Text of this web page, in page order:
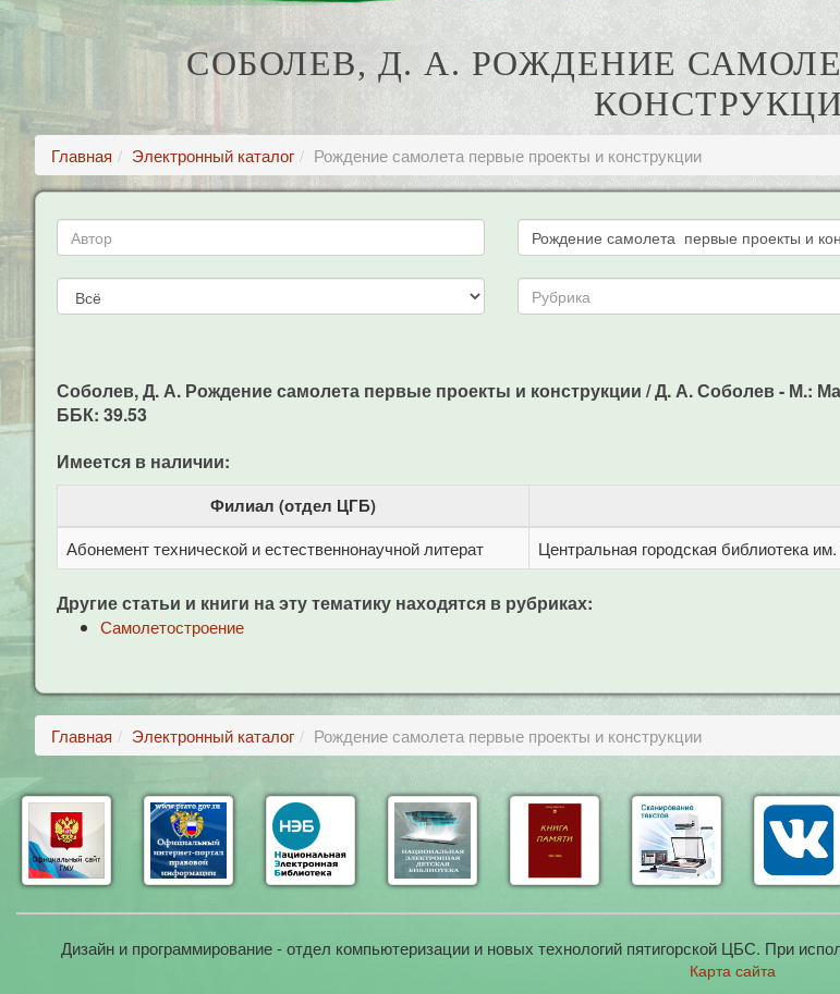
СОБОЛЕВ, Д. А. РОЖДЕНИЕ
Главная Электронный каталог Рождение самолета первые проекты и конструкции
Соболев, Д. А. Рождение самолета первые проекты и конструкции / Д. А. Соболев - М.:
ББК: 39.53
Имеется в наличии:
Филиал (отдел ЦГБ)
Абонемент технической и естественнонаучной литерат Центральная городская библиотека
Другие статьи и книги на эту тематику находятся в рубриках:
Самолетостроение
Главная Электронный каталог Рождение самолета первые проекты и конструкции
Дизайн и программирование - отдел компьютеризации и новых технологий пятигорской ЦБС. При
Карта сайта